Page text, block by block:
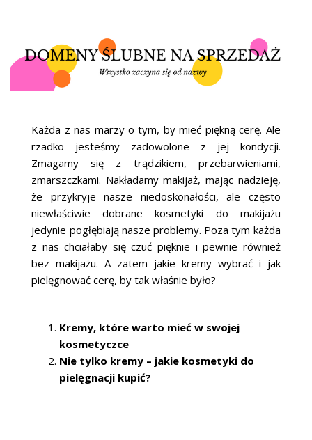
Każda z nas marzy o tym, by mieć piękną cerę. Ale
rzadko jesteśmy zadowolone z jej kondycji.
Zmagamy się z trądzikiem, przebarwieniami,
zmarszczkami. Nakładamy makijaż, mając nadzieję,
że przykryje nasze niedoskonałości, ale często
niewłaściwie dobrane kosmetyki do makijażu
jedynie pogłębiają nasze problemy. Poza tym każda
z nas chciałaby się czuć pięknie i pewnie również
bez makijażu. A zatem jakie kremy wybrać i jak
pielęgnować cerę, by tak właśnie było?
Kremy, które warto mieć w swojej
kosmetyczce
Nie tylko kremy – jakie kosmetyki do
pielęgnacji kupić?